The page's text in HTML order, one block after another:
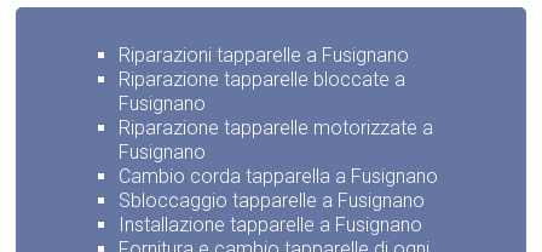
Riparazioni tapparelle a Fusignano
Riparazione tapparelle bloccate a
Fusignano
Riparazione tapparelle motorizzate a
Fusignano
Cambio corda tapparella a Fusignano
Sbloccaggio tapparelle a Fusignano
Installazione tapparelle a Fusignano